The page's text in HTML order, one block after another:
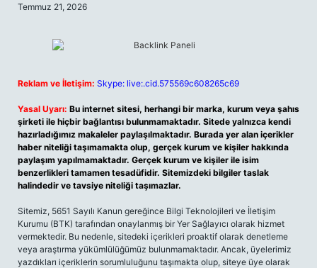
Temmuz 21, 2026
Reklam ve İletişim: Skype: live:.cid.575569c608265c69
Yasal Uyarı: Bu internet sitesi, herhangi bir marka, kurum veya şahıs
şirketi ile hiçbir bağlantısı bulunmamaktadır. Sitede yalnızca kendi
hazırladığımız makaleler paylaşılmaktadır. Burada yer alan içerikler
haber niteliği taşımamakta olup, gerçek kurum ve kişiler hakkında
paylaşım yapılmamaktadır. Gerçek kurum ve kişiler ile isim
benzerlikleri tamamen tesadüfidir. Sitemizdeki bilgiler taslak
halindedir ve tavsiye niteliği taşımazlar.
Sitemiz, 5651 Sayılı Kanun gereğince Bilgi Teknolojileri ve İletişim
Kurumu (BTK) tarafından onaylanmış bir Yer Sağlayıcı olarak hizmet
vermektedir. Bu nedenle, sitedeki içerikleri proaktif olarak denetleme
veya araştırma yükümlülüğümüz bulunmamaktadır. Ancak, üyelerimiz
yazdıkları içeriklerin sorumluluğunu taşımakta olup, siteye üye olarak